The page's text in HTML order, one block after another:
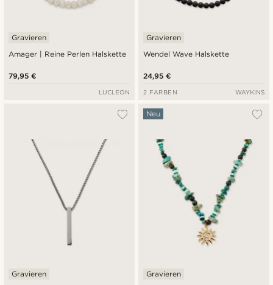
Amager | Reine Perlen Halskette
Gravieren
79,95 €
LUCLEON
Wendel Wave Halskette
Gravieren
24,95 €
2 FARBEN WAYKINS
Gravieren
Neu
Gravieren